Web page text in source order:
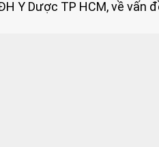
Y Dược TP HCM, về vấn